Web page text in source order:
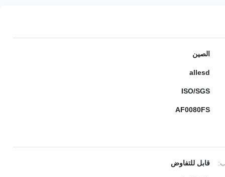
الصين
allesd
ISO/SGS
AF0080FS
قابل للتفاوض